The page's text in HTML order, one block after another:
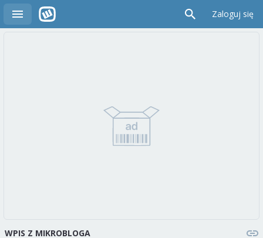
Zaloguj się
WPIS Z MIKROBLOGA